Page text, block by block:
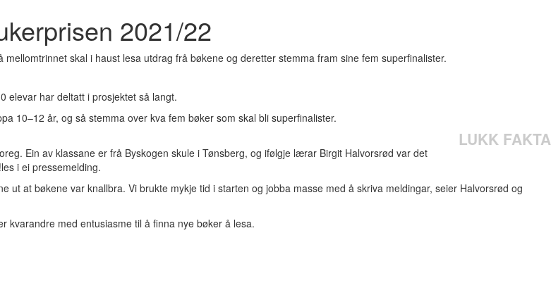
2021/22
skal i haust lesa utdrag frå bøkene og deretter stemma fram sine fem superfinalister.
elevar har deltatt i prosjektet så langt.
10–12 år, og så stemma over kva fem bøker som skal bli superfinalister.
LUKK FAKTA
Ein av klassane er frå Byskogen skule i Tønsberg, og ifølgje lærar Birgit Halvorsrød var det
i ei pressemelding.
ut at bøkene var knallbra. Vi brukte mykje tid i starten og jobba masse med å skriva meldingar, seier Halvorsrød og
kvarandre med entusiasme til å finna nye bøker å lesa.